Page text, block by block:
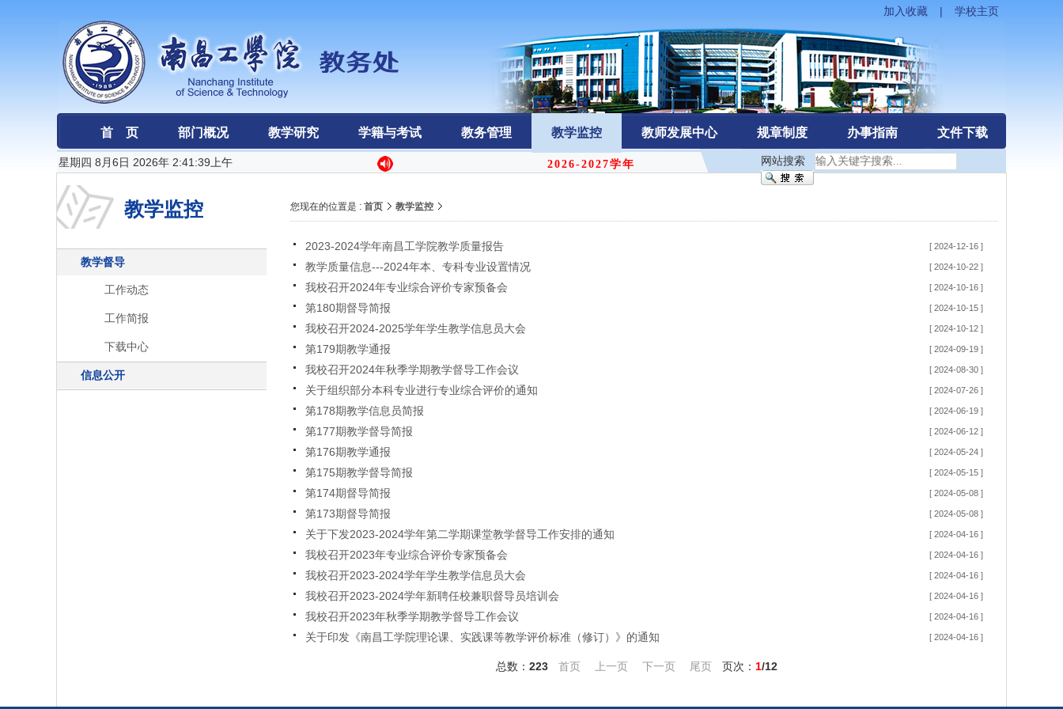
加入收藏 | 学校主页
首 页 部门概况 教学研究 学籍与考试 教务管理 教学监控 教师发展中心 规章制度 办事指南 文件下载
星期四 8月6日 2026年 2:41:39上午 2026-2027学年教学周历 网站搜索
教学监控
教学督导
工作动态
工作简报
下载中心
信息公开
您现在的位置是 : 首页 教学监控
[ 2024-12-16 ]
2023-2024学年南昌工学院教学质量报告
[ 2024-10-22 ]
教学质量信息---2024年本、专科专业设置情况
[ 2024-10-16 ]
我校召开2024年专业综合评价专家预备会
[ 2024-10-15 ]
第180期督导简报
[ 2024-10-12 ]
我校召开2024-2025学年学生教学信息员大会
[ 2024-09-19 ]
第179期教学通报
[ 2024-08-30 ]
我校召开2024年秋季学期教学督导工作会议
[ 2024-07-26 ]
关于组织部分本科专业进行专业综合评价的通知
[ 2024-06-19 ]
第178期教学信息员简报
[ 2024-06-12 ]
第177期教学督导简报
[ 2024-05-24 ]
第176期教学通报
[ 2024-05-15 ]
第175期教学督导简报
[ 2024-05-08 ]
第174期督导简报
[ 2024-05-08 ]
第173期督导简报
[ 2024-04-16 ]
关于下发2023-2024学年第二学期课堂教学督导工作安排的通知
[ 2024-04-16 ]
我校召开2023年专业综合评价专家预备会
[ 2024-04-16 ]
我校召开2023-2024学年学生教学信息员大会
[ 2024-04-16 ]
我校召开2023-2024学年新聘任校兼职督导员培训会
[ 2024-04-16 ]
我校召开2023年秋季学期教学督导工作会议
[ 2024-04-16 ]
关于印发《南昌工学院理论课、实践课等教学评价标准（修订）》的通知
总数： 223 首页 上一页 下一页 尾页 页次： 1/12